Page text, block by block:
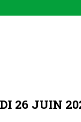
26 JUIN